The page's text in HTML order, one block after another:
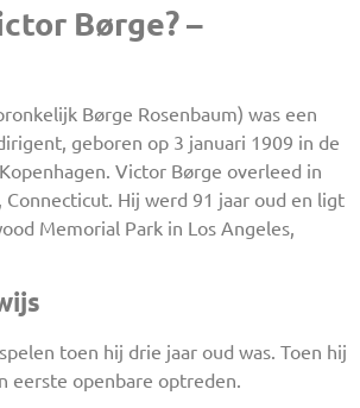
Børge? –
Børge Rosenbaum) was een
geboren op 3 januari 1909 in de
Victor Børge overleed in
Connecticut. Hij werd 91 jaar oud en ligt
Memorial Park in Los Angeles,
toen hij drie jaar oud was. Toen hij
eerste openbare optreden.